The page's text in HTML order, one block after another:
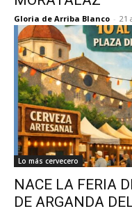
Gloria de Arriba Blanco - 21
Lo más cervecero
NACE LA FERIA
DE ARGANDA